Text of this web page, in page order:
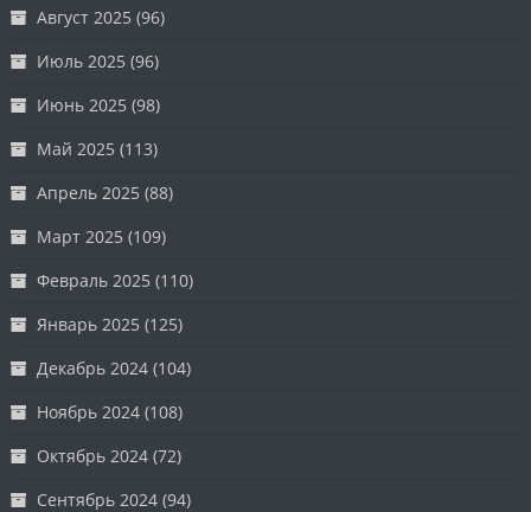
Август 2025 (96)
Июль 2025 (96)
Июнь 2025 (98)
Май 2025 (113)
Апрель 2025 (88)
Март 2025 (109)
Февраль 2025 (110)
Январь 2025 (125)
Декабрь 2024 (104)
Ноябрь 2024 (108)
Октябрь 2024 (72)
Сентябрь 2024 (94)